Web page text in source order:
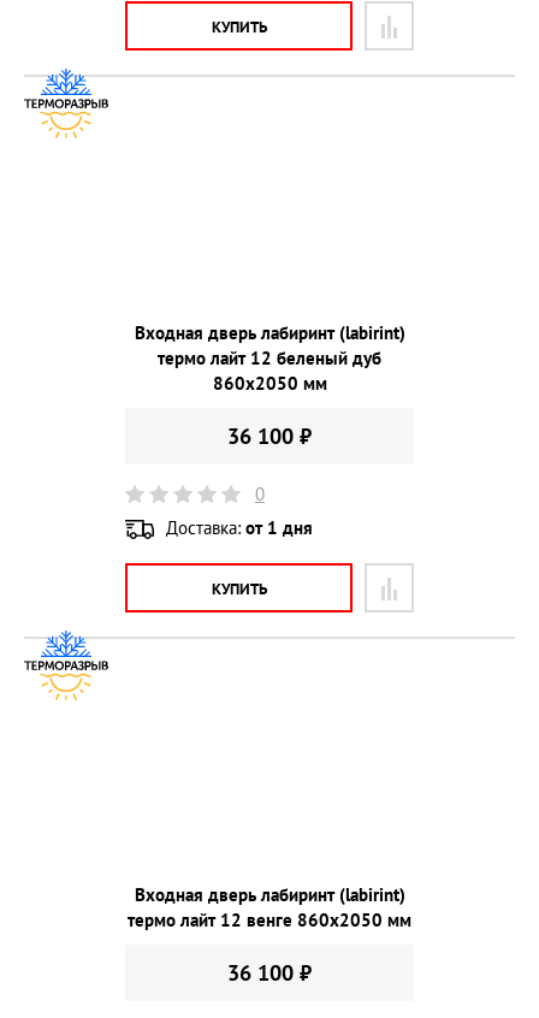
КУПИТЬ
Входная дверь лабиринт (labirint)
термо лайт 12 беленый дуб
860х2050 мм
36 100 ₽
0
Доставка: от 1 дня
КУПИТЬ
Входная дверь лабиринт (labirint)
термо лайт 12 венге 860х2050 мм
36 100 ₽